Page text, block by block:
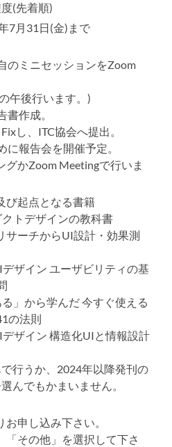
(先着順)
7月31日(金)まで
のミニセッションをZoom
午後行います。)
書作成。
し、ITC協会へ提出。
に報告会を開催予定。
グかZoom Meetingで行いま
び起点となる書籍
トデザインの教科書
サーチからUI設計・効果測
ザイン ユーザビリティの基
」から学んだ 今すぐ使える
の法則
ザイン 構造化UIと情報設計
行うか、2024年以降発刊の
んでもかまいません。
お申し込み下さい。
「その他」を選択して下さ